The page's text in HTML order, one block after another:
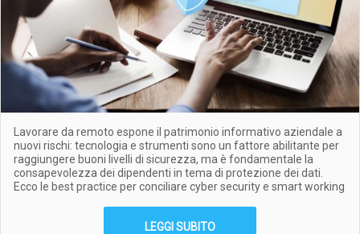
Lavorare da remoto espone il patrimonio informativo aziendale a
nuovi rischi: tecnologia e strumenti sono un fattore abilitante per
raggiungere buoni livelli di sicurezza, ma è fondamentale la
consapevolezza dei dipendenti in tema di protezione dei dati.
Ecco le best practice per conciliare cyber security e smart working
LEGGI SUBITO